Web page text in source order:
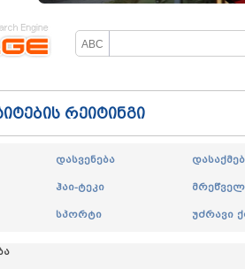
რეიტინგი
დასვენება
ჰაი-ტეკი
სპორტი უძრავი